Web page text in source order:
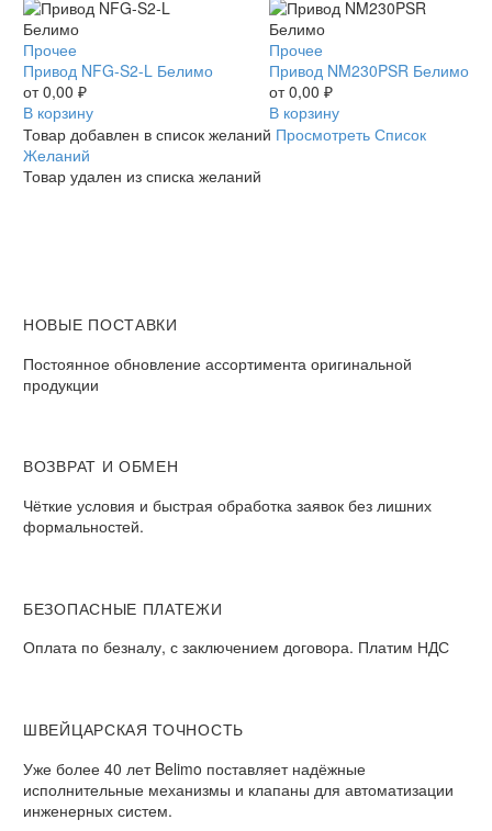
Привод
NFG-
S2-
L
Белимо
Прочее
Привод NFG-S2-L Белимо
от0,00 ₽
В корзину
Привод
NM230PSR
Белимо
Прочее
Привод NM230PSR Белимо
от0,00 ₽
В корзину
Товар добавлен в список желаний Просмотреть Список
Желаний
Товар удален из списка желаний
НОВЫЕ ПОСТАВКИ
Постоянное обновление ассортимента оригинальной
продукции
ВОЗВРАТ И ОБМЕН​
Чёткие условия и быстрая обработка заявок без лишних
формальностей.​
БЕЗОПАСНЫЕ ПЛАТЕЖИ​
Оплата по безналу, с заключением договора. Платим НДС​
ШВЕЙЦАРСКАЯ ТОЧНОСТЬ
Уже более 40 лет Belimo поставляет надёжные
исполнительные механизмы и клапаны для автоматизации
инженерных систем.